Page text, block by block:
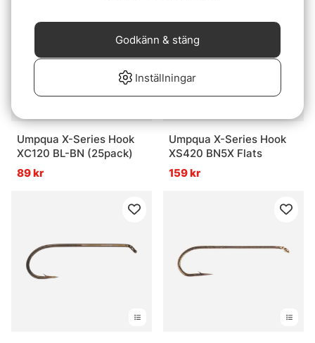
Umpqua X-Series Hook
XC120 BL-BN (25pack)
89 kr
Umpqua X-Series Hook
XS420 BN5X Flats
159 kr
Inställningar
Godkänn & stäng